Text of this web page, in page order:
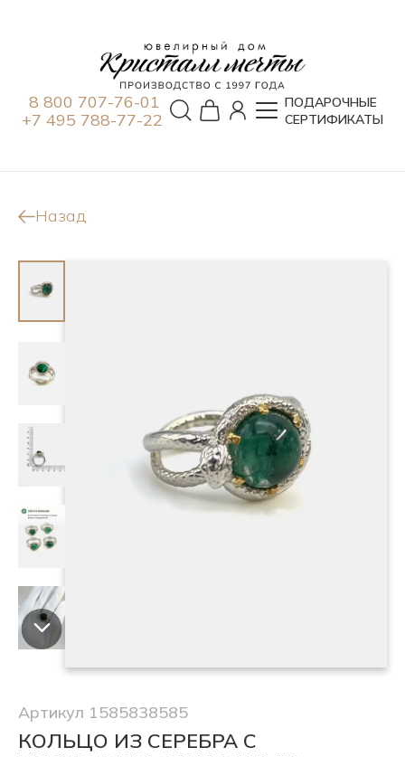
8 800 707-76-01
+7 495 788-77-22
ПОДАРОЧНЫЕ
СЕРТИФИКАТЫ
Назад
Артикул 1585838585
КОЛЬЦО ИЗ СЕРЕБРА С